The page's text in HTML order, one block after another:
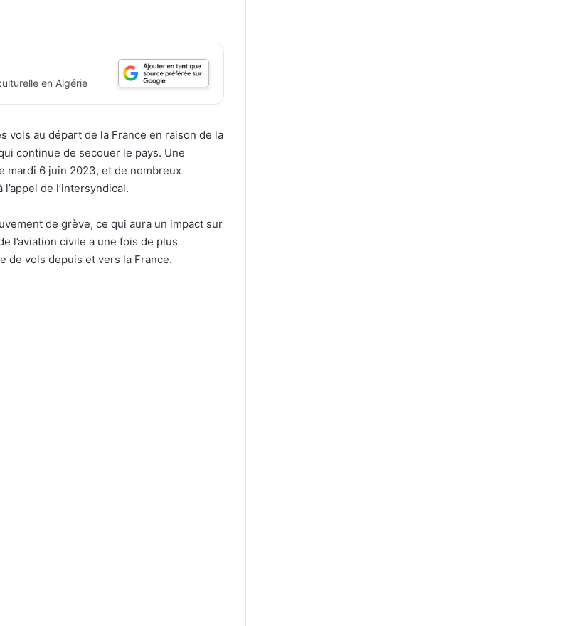
en Algérie
vols au départ de la France en raison de la
continue de secouer le pays. Une
mardi 6 juin 2023, et de nombreux
de l’intersyndical.
de grève, ce qui aura un impact sur
l’aviation civile a une fois de plus
de vols depuis et vers la France.